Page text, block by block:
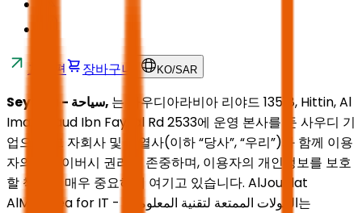
교통편 장바구니 KO/SAR
Seyaha - سياحة, 는 사우디아라비아 리야드 13518, Hittin, Al
Imam Saud Ibn Faysal Rd 2533에 운영 본사를 둔 사우디 기
업으로, 그 자회사 및 계열사(이하 “당사”, “우리”)와 함께 이용
자의 프라이버시 권리를 존중하며, 이용자의 개인정보를 보호
할 책임을 매우 중요하게 여기고 있습니다. AlJoualat
AlMomtea for IT - الجولات الممتعة لتقنية المعلومات는